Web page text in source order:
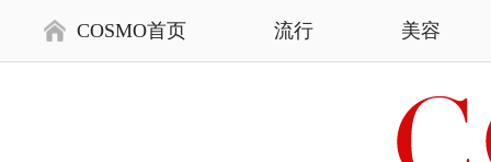
COSMO首页 流行 美容